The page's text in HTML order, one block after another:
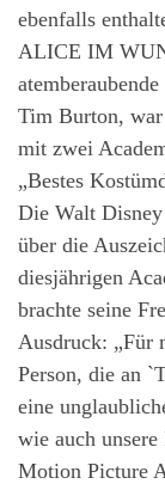
ebenfalls
ALICE IM
Tim Burton,
mit zwei
„Bestes
Die Walt
über die
diesjährigen
brachte seine
Ausdruck: „Für
Person, die an
eine
wie auch
Motion Picture